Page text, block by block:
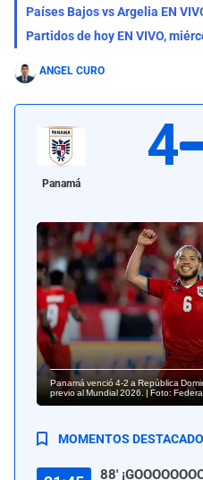
ANGEL CURO
Panamá
4
Panamá venció 4-2 a República
previo al Mundial 2026. | Foto:
MOMENTOS
88'